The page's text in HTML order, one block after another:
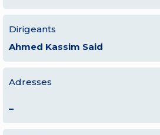
Dirigeants
Ahmed Kassim Said
Adresses
–